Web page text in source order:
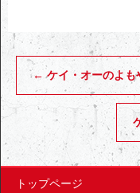
← ケイ・オーのよも
トップページ